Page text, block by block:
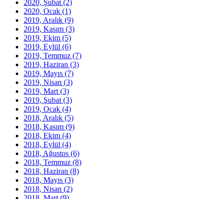
2020, Şubat (2)
2020, Ocak (1)
2019, Aralık (9)
2019, Kasım (3)
2019, Ekim (5)
2019, Eylül (6)
2019, Temmuz (7)
2019, Haziran (3)
2019, Mayıs (7)
2019, Nisan (3)
2019, Mart (3)
2019, Şubat (3)
2019, Ocak (4)
2018, Aralık (5)
2018, Kasım (9)
2018, Ekim (4)
2018, Eylül (4)
2018, Ağustos (6)
2018, Temmuz (8)
2018, Haziran (8)
2018, Mayıs (3)
2018, Nisan (2)